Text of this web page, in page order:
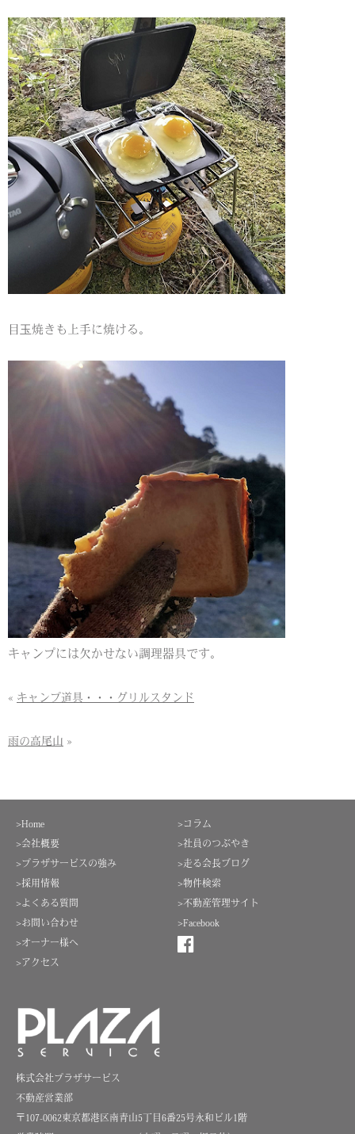
目玉焼きも上手に焼ける。
キャンプには欠かせない調理器具です。
« キャンプ道具・・・グリルスタンド
雨の高尾山 »
>コラム
>社員のつぶやき
>走る会長ブログ
>物件検索
>不動産管理サイト
>Facebook
>Home
>会社概要
>プラザサービスの強み
>採用情報
>よくある質問
>お問い合わせ
>オーナー様へ
>アクセス
株式会社プラザサービス
不動産営業部
〒107-0062東京都港区南青山5丁目6番25号永和ビル1階